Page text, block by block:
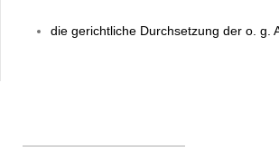
die gerichtliche Durchsetzung der o. g.